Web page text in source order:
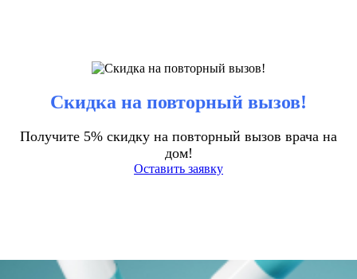
Скидка на повторный вызов!
Получите 5% скидку на повторный вызов врача на
дом!
Оставить заявку